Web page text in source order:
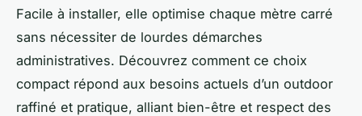
Facile à installer, elle optimise chaque mètre carré
sans nécessiter de lourdes démarches
administratives. Découvrez comment ce choix
compact répond aux besoins actuels d’un outdoor
raffiné et pratique, alliant bien-être et respect des